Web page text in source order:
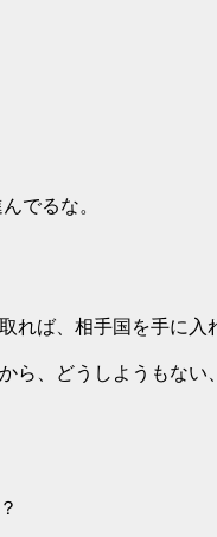
でるな。
れば、相手国を手に入
ら、どうしようもない、